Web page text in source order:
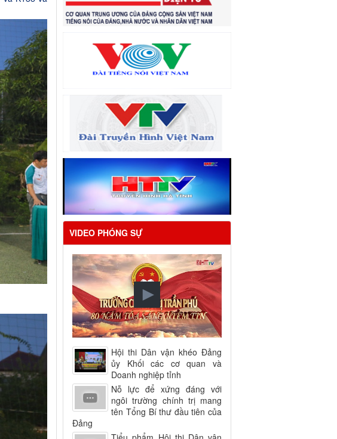
VIDEO PHÓNG SỰ
Hội thi Dân vận khéo Đảng
ủy Khối các cơ quan và
Doanh nghiệp tỉnh
Nỗ lực để xứng đáng với
ngôi trường chính trị mang
tên Tổng Bí thư đầu tiên của
Đảng